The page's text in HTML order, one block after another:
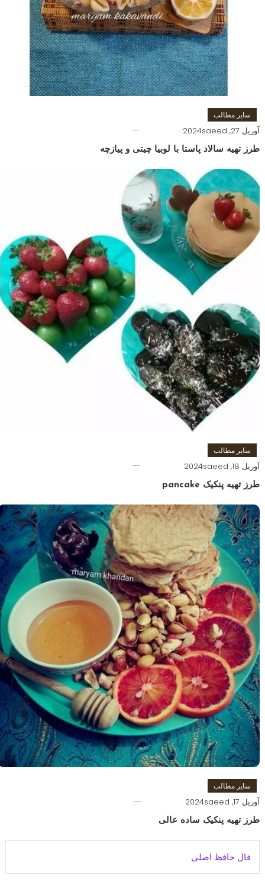
سایر مطالب
آوریل 27, 2024 saeed
طرز تهیه سالاد پاستا با لوبیا چیتی و پیازچه
سایر مطالب
آوریل 18, 2024 saeed
طرز تهیه پنکیک pancake
سایر مطالب
آوریل 17, 2024 saeed
طرز تهیه پنکیک ساده عالی
فال حافظ اصلی